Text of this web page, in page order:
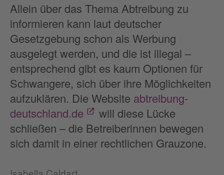
Allein über das Thema Abtreibung zu
informieren kann laut deutscher
Gesetzgebung schon als Werbung
ausgelegt werden, und die ist illegal –
entsprechend gibt es kaum Optionen für
Schwangere, sich über ihre Möglichkeiten
aufzuklären. Die Website abtreibung-
deutschland.de
will diese Lücke
schließen – die Betreiberinnen bewegen
sich damit in einer rechtlichen Grauzone.